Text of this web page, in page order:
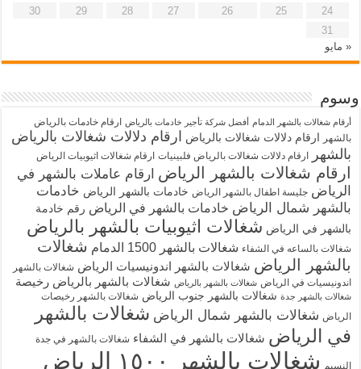
24
25
26
27
28
29
30
31
« مايو
وسوم
أرقام شغالات بالشهر الدمام أفضل شركة تأجير خادمات بالرياض
ارقام خادمات بالرياض
بالشهر
ارقام دلالات شغالات بالرياض ارقام دلالات شغالات بالرياض
بالشهر
ارقام دلالات شغالات بالرياض فلبينيات ارقام شغالات اثيوبيات الرياض
ارقام شغالات بالشهر الرياض ارقام عاملات بالشهر في
الرياض جليسة اطفال بالشهر الرياض خادمات بالشهر الرياض خادمات
بالشهر شمال الرياض خادمات بالشهر في الرياض رقم خادمة
بالشهر في الرياض شغالات اثيوبيات بالشهر بالرياض
شغالات بالساعه في الشفاء شغالات بالشهر 1500 الدمام
شغالات
بالشهر الرياض شغالات بالشهر اندونيسيات الرياض شغالات بالشهر
اندونيسيات في الرياض شغالات بالشهر بالرياض شغالات بالشهر بالرياض رخيصة
شغالات بالشهر جدة شغالات بالشهر جنوب الرياض شغالات بالشهر رخيصات
الرياض شغالات بالشهر شمال الرياض شغالات بالشهر
في الرياض شغالات بالشهر في الشفاء شغالات بالشهر في جدة
النسيم شغالات بالشهر ١٥٠٠ الرياض